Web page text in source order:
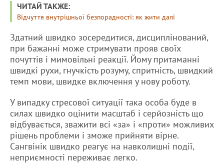
ЧИТАЙ ТАКЖЕ:
Відчуття внутрішньої безпорадності: як жити далі
Здатний швидко зосередитися, дисциплінований,
при бажанні може стримувати прояв своїх
почуттів і мимовільні реакції. Йому притаманні
швидкі рухи, гнучкість розуму, спритність, швидкий
темп мови, швидке включення у нову роботу.
У випадку стресової ситуації така особа буде в
силах швидко оцінити масштаб і серйозність що
відбувається, зважити всі «за» і «проти» можливих
рішень проблеми і зможе прийняти вірне.
Сангвінік швидко реагує на навколишні події,
неприємності переживає легко.